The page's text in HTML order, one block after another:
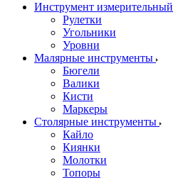
Инструмент измерительный
Рулетки
Угольники
Уровни
Малярные инструменты
Бюгели
Валики
Кисти
Маркеры
Столярные инструменты
Кайло
Киянки
Молотки
Топоры